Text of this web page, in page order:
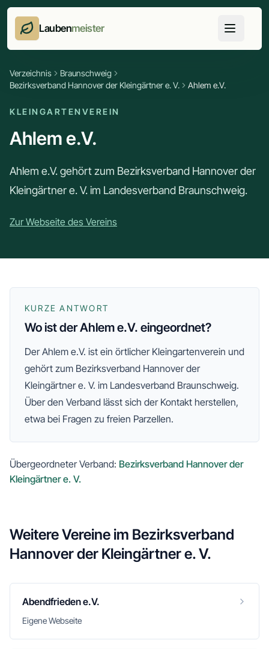
Laubenmeister
Verzeichnis
Braunschweig
Bezirksverband Hannover der Kleingärtner e. V.
Ahlem e.V.
KLEINGARTENVEREIN
Ahlem e.V.
Ahlem e.V. gehört zum Bezirksverband Hannover der
Kleingärtner e. V. im Landesverband Braunschweig.
Zur Webseite des Vereins
KURZE ANTWORT
Wo ist der Ahlem e.V. eingeordnet?
DerAhlem e.V. ist ein örtlicher Kleingartenverein und
gehört zum Bezirksverband Hannover der
Kleingärtner e. V. im Landesverband Braunschweig.
Über den Verband lässt sich der Kontakt herstellen,
etwa bei Fragen zu freien Parzellen.
Übergeordneter Verband: Bezirksverband Hannover der
Kleingärtner e. V.
Weitere Vereine im Bezirksverband
Hannover der Kleingärtner e. V.
Abendfrieden e.V.
Eigene Webseite